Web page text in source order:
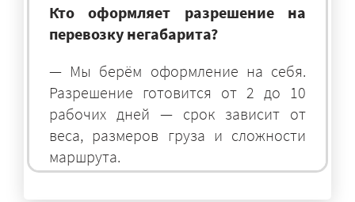
Кто оформляет разрешение на
перевозку негабарита?
— Мы берём оформление на себя.
Разрешение готовится от 2 до 10
рабочих дней — срок зависит от
веса, размеров груза и сложности
маршрута.